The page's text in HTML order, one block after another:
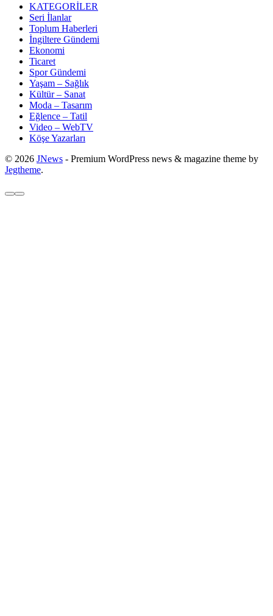
KATEGORİLER
Seri İlanlar
Toplum Haberleri
İngiltere Gündemi
Ekonomi
Ticaret
Spor Gündemi
Yaşam – Sağlık
Kültür – Sanat
Moda – Tasarım
Eğlence – Tatil
Video – WebTV
Köşe Yazarları
© 2026 JNews - Premium WordPress news & magazine theme by
Jegtheme.